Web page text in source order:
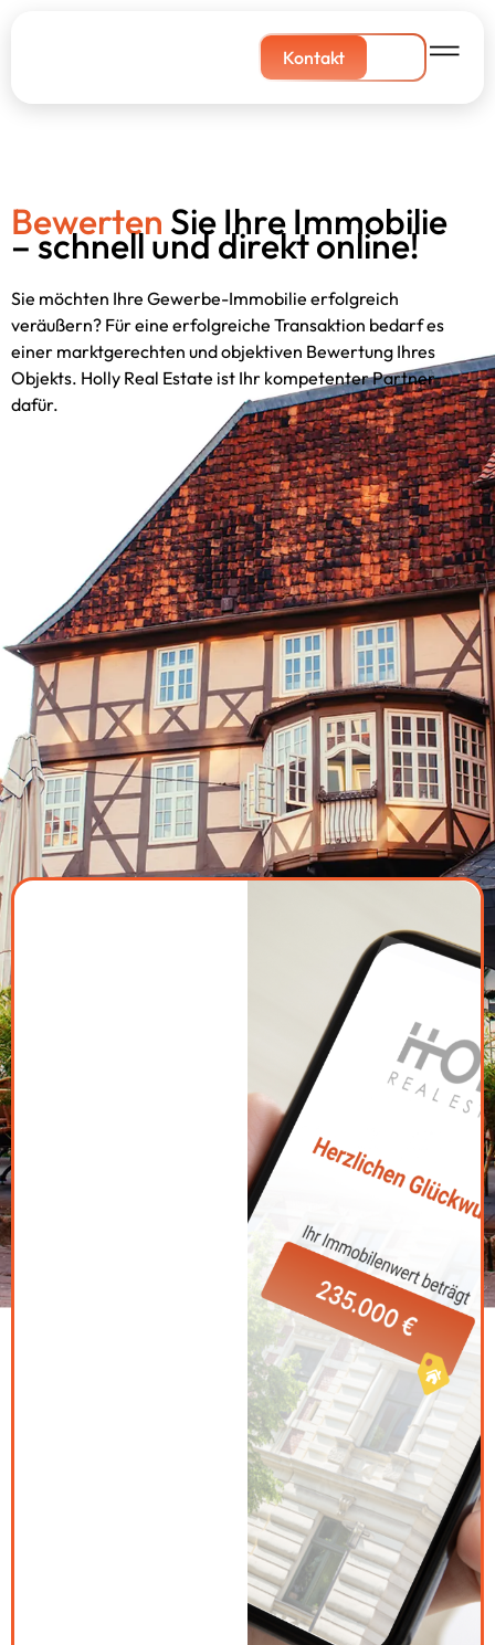
Kontakt
Bewerten Sie Ihre Immobilie
– schnell und direkt online!
Sie möchten Ihre Gewerbe-Immobilie erfolgreich
veräußern? Für eine erfolgreiche Transaktion bedarf es
einer marktgerechten und objektiven Bewertung Ihres
Objekts. Holly Real Estate ist Ihr kompetenter Partner
dafür.